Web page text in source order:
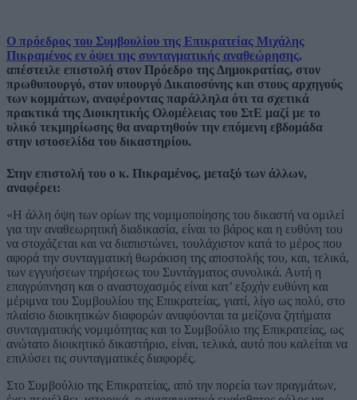
Ο πρόεδρος του Συμβουλίου της Επικρατείας Μιχάλης
Πικραμένος εν όψει της συνταγματικής αναθεώρησης,
απέστειλε επιστολή στον Πρόεδρο της Δημοκρατίας, στον
πρωθυπουργό, στον υπουργό Δικαιοσύνης και στους αρχηγούς
των κομμάτων, αναφέροντας παράλληλα ότι τα σχετικά
πρακτικά της Διοικητικής Ολομέλειας του ΣτΕ μαζί με το
υλικό τεκμηρίωσης θα αναρτηθούν την επόμενη εβδομάδα
στην ιστοσελίδα του δικαστηρίου.
Στην επιστολή του ο κ. Πικραμένος, μεταξύ των άλλων,
αναφέρει:
«Η άλλη όψη των ορίων της νομιμοποίησης του δικαστή να ομιλεί
για την αναθεωρητική διαδικασία, είναι το βάρος και η ευθύνη του
να στοχάζεται και να διαπιστώνει, τουλάχιστον κατά το μέρος που
αφορά την συνταγματική θωράκιση της αποστολής του, και, τελικά,
των εγγυήσεων τηρήσεως του Συντάγματος συνολικά. Αυτή η
επαγρύπνηση και ο αναστοχασμός είναι κατ’ εξοχήν ευθύνη και
μέριμνα του Συμβουλίου της Επικρατείας, γιατί, λίγο ως πολύ, στο
πλαίσιο διοικητικών διαφορών αναφύονται τα μείζονα ζητήματα
συνταγματικής νομιμότητας και το Συμβούλιο της Επικρατείας, ως
ανώτατο διοικητικό δικαστήριο, είναι, τελικά, αυτό που καλείται να
επιλύσει τις συνταγματικές διαφορές.
Στο Συμβούλιο της Επικρατείας, από την πορεία των πραγμάτων,